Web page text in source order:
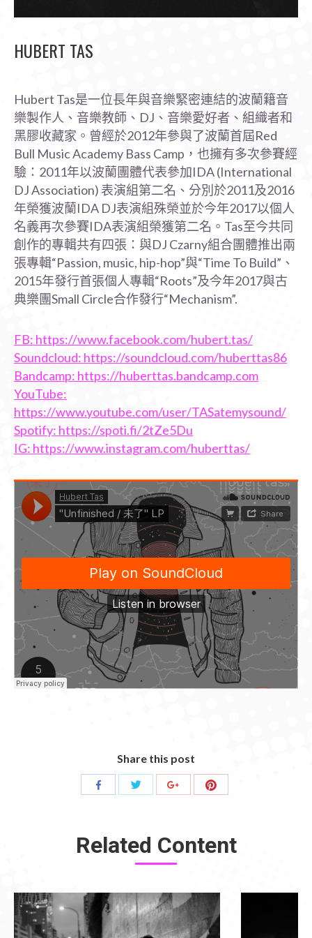
HUBERT TAS
Hubert Tas是一位長年與音樂緊密連結的波蘭籍音
樂製作人、音樂教師、DJ、音樂愛好者、組織者和
黑膠收藏家。曾經於2012年參與了波蘭首屆Red
Bull Music Academy Bass Camp，也擁有多次參賽經
驗：2011年以波蘭團體代表參加IDA (International
DJ Association) 表演組第二名、分別於2011及2016
年榮獲波蘭IDA DJ表演組殊榮並於今年2017以個人
名義再次參賽IDA表演組榮獲第二名。Tas至今共同
創作的專輯共有四張：與DJ Czarny組合團體推出兩
張專輯“Passion, music, hip-hop”與“Time To Build”、
2015年發行首張個人專輯“Roots”及今年2017與古
典樂團Small Circle合作發行“Mechanism”.
FB: https://www.facebook.com/hubert.tas/
Soundcloud: https://soundcloud.com/huberttas86
Bandcamp: https://huberttas.bandcamp.com
YouTube:
https://www.youtube.com/user/TASatemysound/
Spotify: https://spoti.fi/2tZe5Du
IG: https://www.instagram.com/huberttas/
Share this post
Share
Share
Related Content